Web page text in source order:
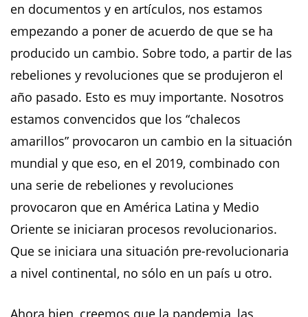
en documentos y en artículos, nos estamos
empezando a poner de acuerdo de que se ha
producido un cambio. Sobre todo, a partir de las
rebeliones y revoluciones que se produjeron el
año pasado. Esto es muy importante. Nosotros
estamos convencidos que los “chalecos
amarillos” provocaron un cambio en la situación
mundial y que eso, en el 2019, combinado con
una serie de rebeliones y revoluciones
provocaron que en América Latina y Medio
Oriente se iniciaran procesos revolucionarios.
Que se iniciara una situación pre-revolucionaria
a nivel continental, no sólo en un país u otro.